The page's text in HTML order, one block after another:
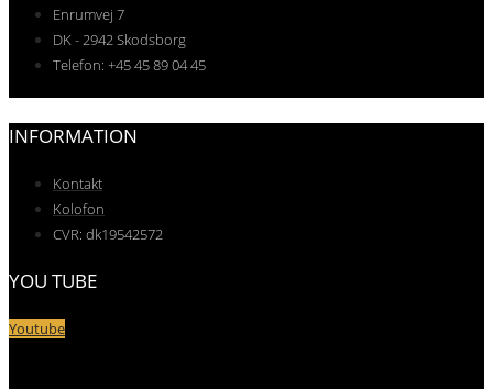
Enrumvej 7
DK - 2942 Skodsborg
Telefon: +45 45 89 04 45
INFORMATION
Kontakt
Kolofon
CVR: dk19542572
YOU TUBE
Youtube